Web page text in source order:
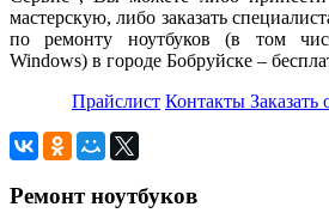
мастерскую, либо заказать
по ремонту ноутбуков (в том
Windows) в городе Бобруйске –
Прайслист Контакты
Ремонт ноутбуков